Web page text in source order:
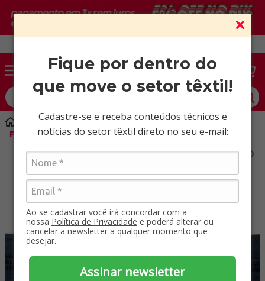
Fique por dentro do
que move o setor têxtil!
Cadastre-se e receba conteúdos técnicos e
notícias do setor têxtil direto no seu e-mail:
Ao se cadastrar você irá concordar com a
nossa Política de Privacidade e poderá alterar ou
cancelar a newsletter a qualquer momento que
desejar.
Assinar newsletter
O que você procura?
Aviamentos
Zíper
Poliéster 08 BRA Pacote com 200 MT